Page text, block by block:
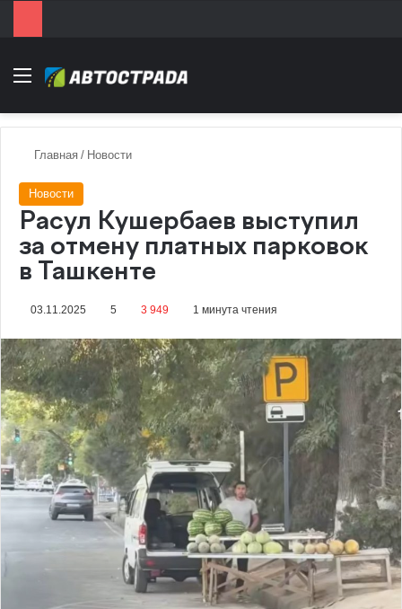
Menu
Главная / Новости
Новости
Расул Кушербаев выступил
за отмену платных парковок
в Ташкенте
03.11.2025 5 3 949 1 минута чтения